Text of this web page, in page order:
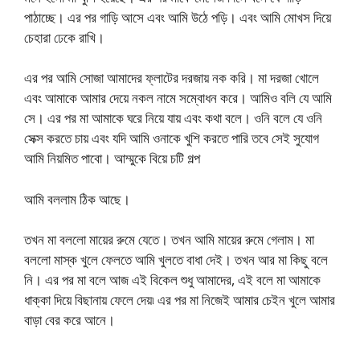
পাঠাচ্ছে। এর পর গাড়ি আসে এবং আমি উঠে পড়ি। এবং আমি মোখস দিয়ে
চেহারা ঢেকে রাখি।
এর পর আমি সোজা আমাদের ফ্লাটের দরজায় নক করি। মা দরজা খোলে
এবং আমাকে আমার দেয়ে নকল নামে সম্বোধন করে। আমিও বলি যে আমি
সে। এর পর মা আমাকে ঘরে নিয়ে যায় এবং কথা বলে। ওনি বলে যে ওনি
সেক্স করতে চায় এবং যদি আমি ওনাকে খুশি করতে পারি তবে সেই সুযোগ
আমি নিয়মিত পাবো। আম্মুকে বিয়ে চটি গল্প
আমি বললাম ঠিক আছে।
তখন মা বললো মায়ের রুমে যেতে। তখন আমি মায়ের রুমে গেলাম। মা
বললো মাস্ক খুলে ফেলতে আমি খুলতে বাধা দেই। তখন আর মা কিছু বলে
নি। এর পর মা বলে আজ এই বিকেল শুধু আমাদের, এই বলে মা আমাকে
ধাক্কা দিয়ে বিছানায় ফেলে দেয়৷ এর পর মা নিজেই আমার চেইন খুলে আমার
বাড়া বের করে আনে।